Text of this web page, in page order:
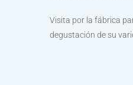
Visita por la fábrica
degustación de su